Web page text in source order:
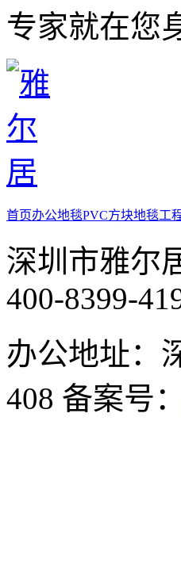
专家就在您
首页办公地毯PVC方块地毯工
深圳市雅尔
400-8399-
办公地址：
408 备案号：